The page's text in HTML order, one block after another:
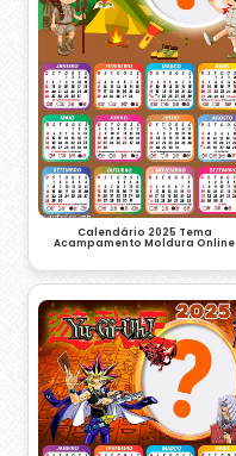
Calendário 2025 Tema
Acampamento Moldura Online